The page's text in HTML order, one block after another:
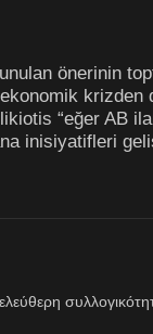
önerinin
“eğer AB
inisiyatifleri